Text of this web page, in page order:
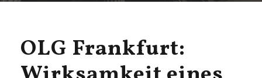
OLG Frankfurt: